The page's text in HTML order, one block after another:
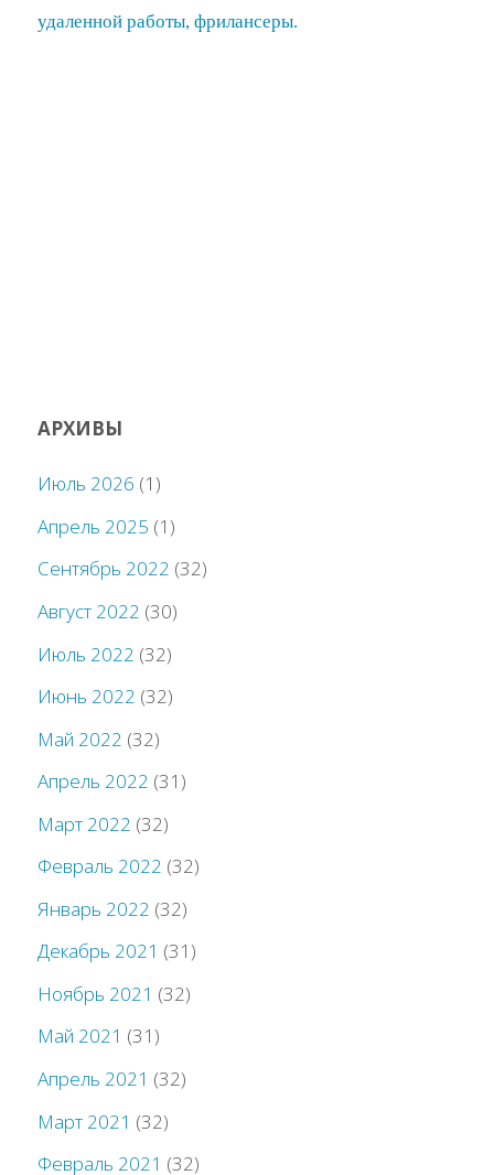
АРХИВЫ
Июль 2026 (1)
Апрель 2025 (1)
Сентябрь 2022 (32)
Август 2022 (30)
Июль 2022 (32)
Июнь 2022 (32)
Май 2022 (32)
Апрель 2022 (31)
Март 2022 (32)
Февраль 2022 (32)
Январь 2022 (32)
Декабрь 2021 (31)
Ноябрь 2021 (32)
Май 2021 (31)
Апрель 2021 (32)
Март 2021 (32)
Февраль 2021 (32)